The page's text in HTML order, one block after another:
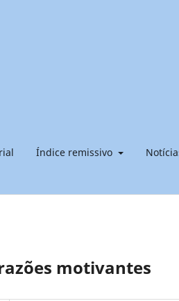
Índice remissivo
motivantes